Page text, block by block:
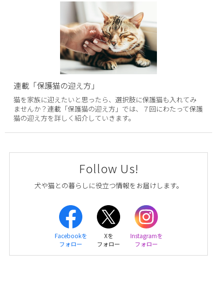
連載「保護猫の迎え方」
猫を家族に迎えたいと思ったら、選択肢に保護猫も入れてみ
ませんか？連載「保護猫の迎え方」では、７回にわたって保護
猫の迎え方を詳しく紹介していきます。
Follow Us!
犬や猫との暮らしに役立つ情報をお届けします。
Facebookを
フォロー
Xを
フォロー
Instagramを
フォロー